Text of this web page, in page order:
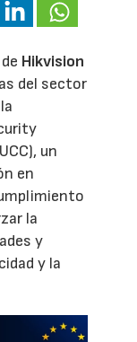
Hikvision
del sector
un
en
la
y
y la